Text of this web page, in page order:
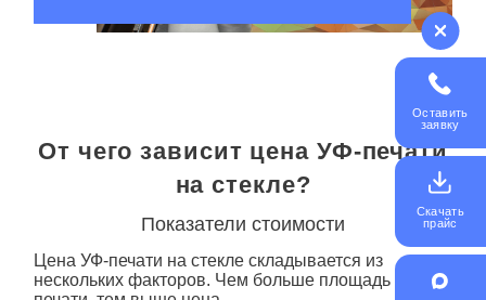
От чего зависит цена УФ-печати
на стекле?
Показатели стоимости
Цена УФ-печати на стеклескладывается из
нескольких факторов. Чем больше площадь
Оставить
заявку
Скачать
прайс